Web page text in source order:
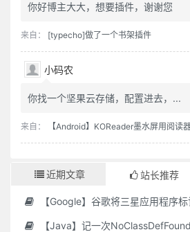
你好博主大大，想要插件，谢谢您
来自： [typecho]做了一个书架插件
小码农
你找一个坚果云存储，配置进去，...
来自： 【Android】KOReader墨水屏用阅读
近期文章 站长推荐
【Google】谷歌将三星应用程序标记为“有
【Java】记一次